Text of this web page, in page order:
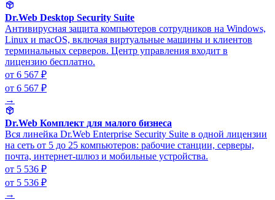
Dr.Web Desktop Security Suite
Антивирусная защита компьютеров сотрудников на Windows,
Linux и macOS, включая виртуальные машины и клиентов
терминальных серверов. Центр управления входит в
лицензию бесплатно.
от 6 567 ₽
от 6 567 ₽
→
Dr.Web Комплект для малого бизнеса
Вся линейка Dr.Web Enterprise Security Suite в одной лицензии
на сеть от 5 до 25 компьютеров: рабочие станции, серверы,
почта, интернет-шлюз и мобильные устройства.
от 5 536 ₽
от 5 536 ₽
→